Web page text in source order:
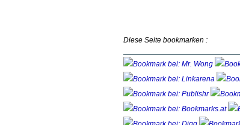
Diese Seite bookmarken :